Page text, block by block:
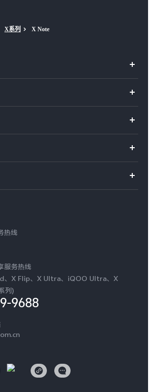
X系列 X Note
案
热线
服务热线
、X Flip、X Ultra、iQOO Ultra、X
列)
9688